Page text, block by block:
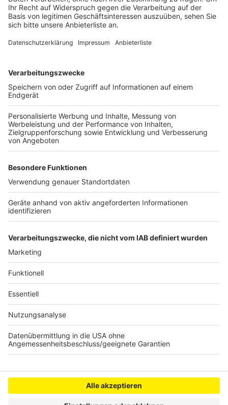
genau wie bei einigen Versorgungsunternehmen. Zum
Beispiel bei RheinEnergie, den Kölner Stadtwerken und
RheinNetz.
Jobcenter und den Kölnbädern aufgerufen, ihre Arbeit
niederzulegen. Auch bei der Kreissparkasse Köln soll
dann gestreikt werden.
Anzeige
Anzeige
Anmeldung für Pulheimer Ferienprogramm startet
Digitale Elternabende zum Thema Ausbildung
Jugendzentrum Brause in Elsdorf feiert Eröffnung
Anzeige
Anzeige